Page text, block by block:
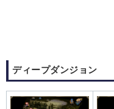
ディープダンジョン